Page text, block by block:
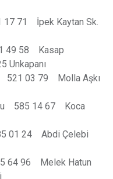
17 71 İpek Kaytan Sk.
49 58 Kasap
Unkapanı
521 03 79 Molla Aşkı
585 14 67 Koca
01 24 Abdi Çelebi
64 96 Melek Hatun